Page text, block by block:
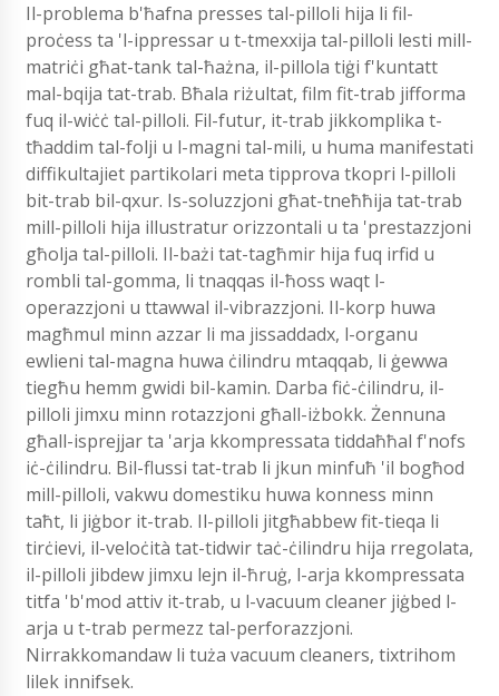
Il-problema b'ħafna presses tal-pilloli hija li fil-
proċess ta 'l-ippressar u t-tmexxija tal-pilloli lesti mill-
matriċi għat-tank tal-ħażna, il-pillola tiġi f'kuntatt
mal-bqija tat-trab. Bħala riżultat, film fit-trab jifforma
fuq il-wiċċ tal-pilloli. Fil-futur, it-trab jikkomplika t-
tħaddim tal-folji u l-magni tal-mili, u huma manifestati
diffikultajiet partikolari meta tipprova tkopri l-pilloli
bit-trab bil-qxur. Is-soluzzjoni għat-tneħħija tat-trab
mill-pilloli hija illustratur orizzontali u ta 'prestazzjoni
għolja tal-pilloli. Il-bażi tat-tagħmir hija fuq irfid u
rombli tal-gomma, li tnaqqas il-ħoss waqt l-
operazzjoni u ttawwal il-vibrazzjoni. Il-korp huwa
magħmul minn azzar li ma jissaddadx, l-organu
ewlieni tal-magna huwa ċilindru mtaqqab, li ġewwa
tiegħu hemm gwidi bil-kamin. Darba fiċ-ċilindru, il-
pilloli jimxu minn rotazzjoni għall-iżbokk. Żennuna
għall-isprejjar ta 'arja kkompressata tiddaħħal f'nofs
iċ-ċilindru. Bil-flussi tat-trab li jkun minfuħ 'il bogħod
mill-pilloli, vakwu domestiku huwa konness minn
taħt, li jiġbor it-trab. Il-pilloli jitgħabbew fit-tieqa li
tirċievi, il-veloċità tat-tidwir taċ-ċilindru hija rregolata,
il-pilloli jibdew jimxu lejn il-ħruġ, l-arja kkompressata
titfa 'b'mod attiv it-trab, u l-vacuum cleaner jiġbed l-
arja u t-trab permezz tal-perforazzjoni.
Nirrakkomandaw li tuża vacuum cleaners, tixtrihom
lilek innifsek.